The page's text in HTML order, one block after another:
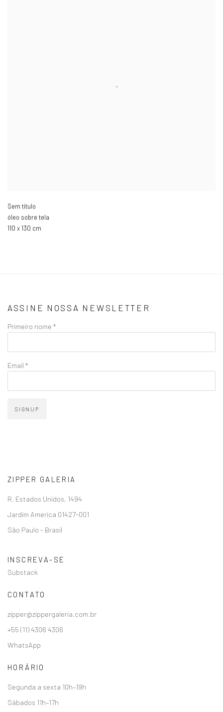
Sem título
óleo sobre tela
110 x 130 cm
ASSINE NOSSA NEWSLETTER
Primeiro nome *
Email *
SIGNUP
ZIPPER GALERIA
R. Estados Unidos, 1494
Jardim America 01427-001
São Paulo - Brasil
INSCREVA-SE
Substack
CONTATO
zipper@zippergaleria.com.br
+55 (11) 4306 4306
WhatsApp
HORÁRIO
Segunda a sexta 10h–19h
Sábados 11h–17h